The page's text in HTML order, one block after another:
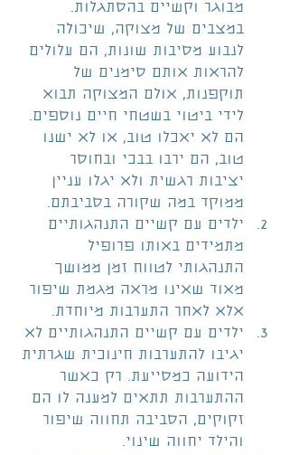
מבוגר וקשיים בהסתגלות.
במצבים של מצוקה, שיכולה
לנבוע מסיבות שונות, הם עלולים
להראות אותם סימנים של
תוקפנות, אולם המצוקה תבוא
לידי ביטוי בשטחי חיים נוספים.
הם לא יאכלו טוב, או לא ישנו
טוב, הם ירבו בבכי ובחוסר
יציבות רגשית ולא יגלו עניין
ממוקד במה שקורה בסביבתם.
ילדים עם קשיים התנהגותיים
מתמידים באותו פרופיל
התנהגותי לטווח זמן ממושך
מאוד שאינו מראה מגמת שיפור
אלא לאחר התערבות מיוחדת.
ילדים עם קשיים התנהגותיים לא
יגיבו להתערבות חינוכית שגרתית
הידועה כמסייעת. רק כאשר
ההתערבות תתאים למענה לו הם
זקוקים, הסביבה תחווה שיפור
והילד יחווה שינוי.